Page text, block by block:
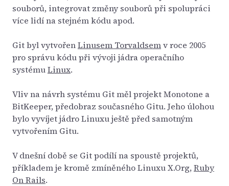
souborů, integrovat změny souborů při spolupráci
více lidí na stejném kódu apod.
Git byl vytvořenLinusem Torvaldsemv roce 2005
pro správu kódu při vývoji jádra operačního
systémuLinux.
Vliv na návrh systému Git měl projekt Monotone a
BitKeeper, předobraz současného Gitu. Jeho úlohou
bylo vyvíjet jádro Linuxu ještě před samotným
vytvořením Gitu.
V dnešní době se Git podílí na spoustě projektů,
příkladem je kromě zmíněného Linuxu X.Org,Ruby
On Rails.